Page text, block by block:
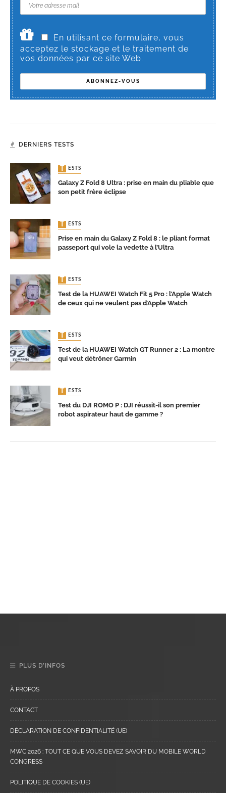
En utilisant ce formulaire, vous
acceptez le stockage et le traitement de
vos données par ce site Web.
DERNIERS TESTS
TESTS
Galaxy Z Fold 8 Ultra : prise en main du pliable que
son petit frère éclipse
TESTS
Prise en main du Galaxy Z Fold 8 : le pliant format
passeport qui vole la vedette à l’Ultra
TESTS
Test de la HUAWEI Watch Fit 5 Pro : l’Apple Watch
de ceux qui ne veulent pas d’Apple Watch
TESTS
Test de la HUAWEI Watch GT Runner 2 : La montre
qui veut détrôner Garmin
TESTS
Test du DJI ROMO P : DJI réussit-il son premier
robot aspirateur haut de gamme ?
PLUS D’INFOS
À PROPOS
CONTACT
DÉCLARATION DE CONFIDENTIALITÉ (UE)
MWC 2026 : TOUT CE QUE VOUS DEVEZ SAVOIR DU MOBILE WORLD
CONGRESS
POLITIQUE DE COOKIES (UE)